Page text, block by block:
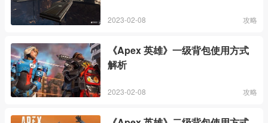
2023-02-08 攻略
《Apex 英雄》一级背包使用方式
解析
2023-02-08 攻略